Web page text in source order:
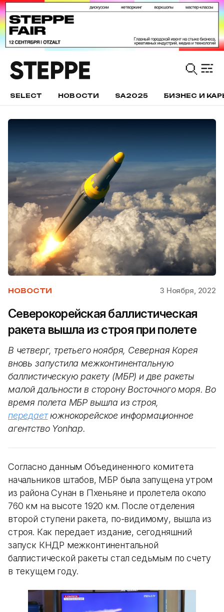
SELECT НОВОСТИ SA2025 БИЗНЕС И
НОВОСТИ 3 Ноября, 2022
Северокорейская баллистическая
ракета вышла из строя при полете
В четверг, третьего ноября, Северная Корея
вновь запустила межконтинентальную
баллистическую ракету (МБР) и две ракеты
малой дальности в сторону Восточного моря. Во
время полета МБР вышла из строя,
передаетюжнокорейское информационное
агентство Yonhap.
Согласно данным Объединенного комитета
начальников штабов, МБР была запущена утром
из района Сунан в Пхеньяне и пролетела около
760 км на высоте 1920 км. После отделения
второй ступени ракета, по-видимому, вышла из
строя. Как передает издание, сегодняшний
запуск КНДР межконтинентальной
баллистической ракеты стал седьмым по счету
в текущем году.